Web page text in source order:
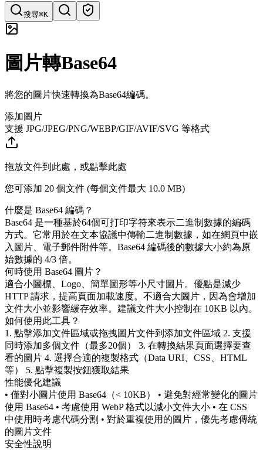
搜尋⌘K
快速搜索工具
圖片轉Base64
將您的圖片快速轉換為Base64編碼。
添加圖片
支援 JPG/JPEG/PNG/WEBP/GIF/AVIF/SVG 等格式
拖放文件到此處，或點擊此處
您可添加 20 個文件 (每個文件最大 10.0 MB)
什麼是 Base64 編碼？
Base64 是一種基於64個可打印字符來表示二進制數據的編碼
方式。它常用於在文本協議中傳輸二進制數據，如在網頁中嵌
入圖片、電子郵件附件等。Base64 編碼後的數據大小約為原
始數據的 4/3 倍。
何時使用 Base64 圖片？
適合小圖標、Logo、簡單圖形等小尺寸圖片。優點是減少
HTTP 請求，提高頁面加載速度。不適合大圖片，因為會增加
文件大小並影響緩存效率。建議文件大小控制在 10KB 以內。
如何使用此工具？
1. 點擊添加文件區域或拖拽圖片文件到添加文件區域 2. 支援
同時添加多個文件（最多20個） 3. 在轉換結果頁面選擇要查
看的圖片 4. 選擇合適的複製格式（Data URI、CSS、HTML
等） 5. 點擊複製按鈕獲取結果
性能優化建議
• 僅對小圖片使用 Base64（< 10KB） • 避免對經常變化的圖片
使用 Base64 • 考慮使用 WebP 格式以減小文件大小 • 在 CSS
中使用時考慮代碼分割 • 對於重複使用的圖片，優先考慮傳統
的圖片文件
安全性說明